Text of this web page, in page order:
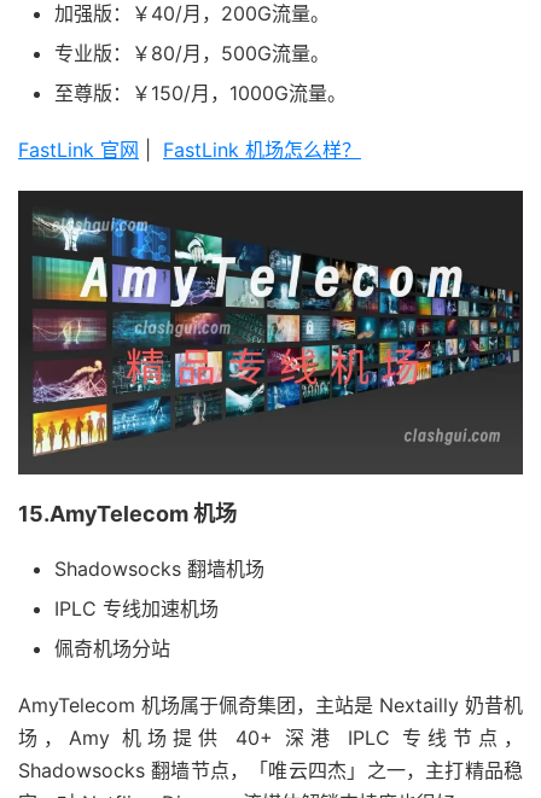
加强版：￥40/月，200G流量。
专业版：￥80/月，500G流量。
至尊版：￥150/月，1000G流量。
FastLink 官网 FastLink 机场怎么样？
15.AmyTelecom 机场
Shadowsocks 翻墙机场
IPLC 专线加速机场
佩奇机场分站
AmyTelecom 机场属于佩奇集团，主站是 Nextailly 奶昔机
场，Amy 机场提供 40+ 深港 IPLC 专线节点，
Shadowsocks 翻墙节点，「唯云四杰」之一，主打精品稳